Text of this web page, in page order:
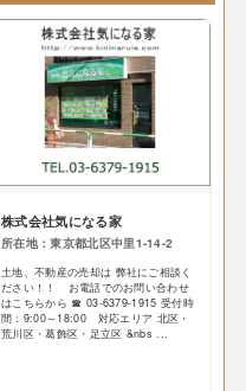
株式会社気になる家
所在地：東京都北区中里1-14-2
土地、不動産の売却は 弊社にご相談く
ださい！！ お電話でのお問い合わせ
はこちらから ☎ 03-6379-1915 受付時
間：9:00～18:00 対応エリア 北区・
荒川区・葛飾区・足立区 &nbs ...